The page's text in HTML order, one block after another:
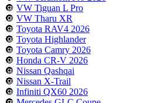
🔘 VW Tiguan L Pro
🔘 VW Tharu XR
🔘 Toyota RAV4 2026
🔘 Toyota Highlander
🔘 Toyota Camry 2026
🔘 Honda CR-V 2026
🔘 Nissan Qashqai
🔘 Nissan X-Trail
🔘 Infiniti QX60 2026